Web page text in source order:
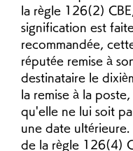
la règle 126(2)
signification est
recommandée,
réputée remise à
destinataire le
la remise à la
qu'elle ne lui soit
une date
de la règle 126(4)